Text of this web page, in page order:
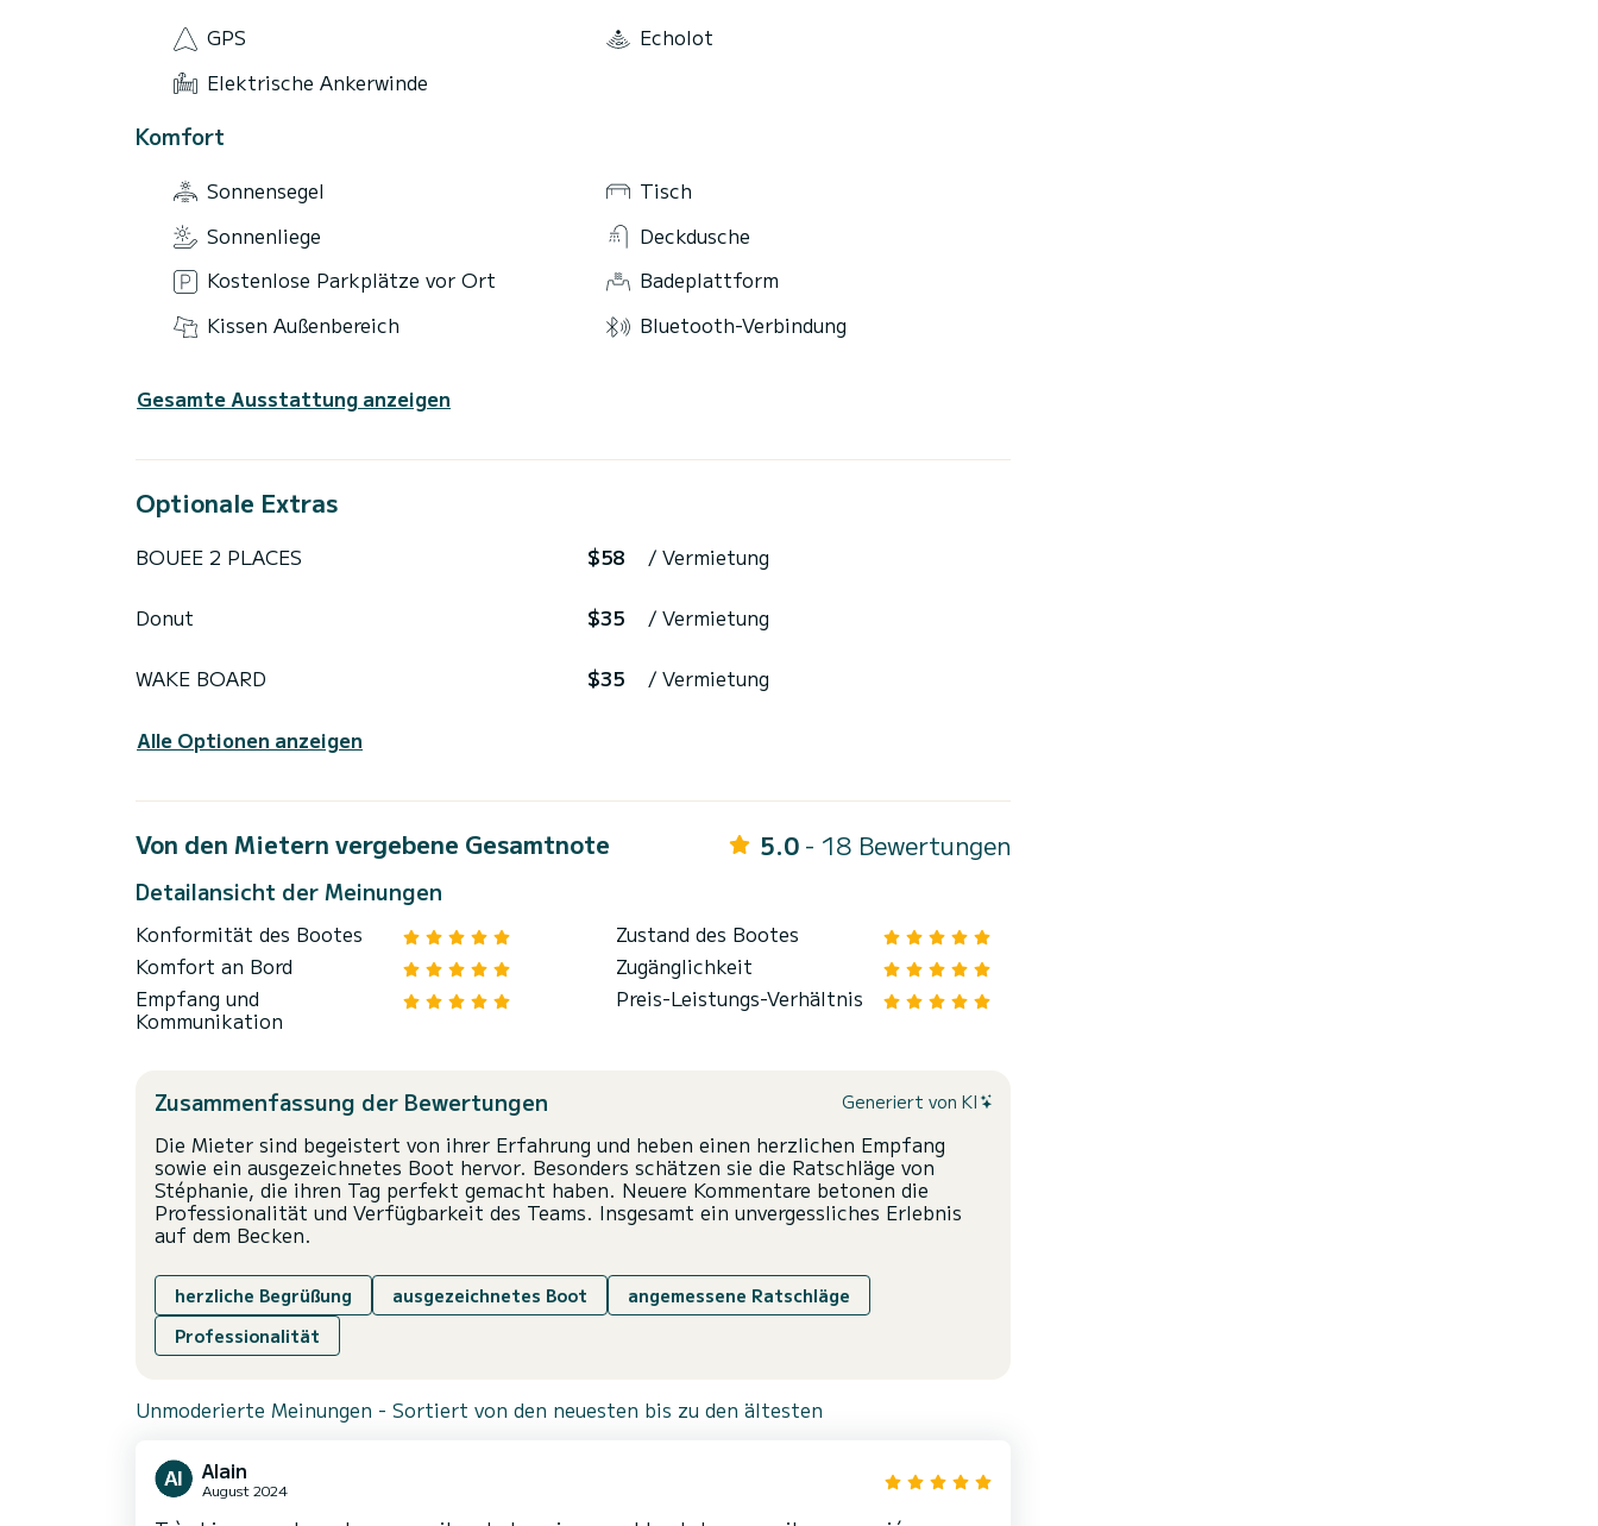
GPS
Echolot
Elektrische Ankerwinde
Komfort
Sonnensegel
Tisch
Sonnenliege
Deckdusche
Kostenlose Parkplätze vor Ort
Badeplattform
Kissen Außenbereich
Bluetooth-Verbindung
Gesamte Ausstattung anzeigen
Optionale Extras
BOUEE 2 PLACES $58 / Vermietung
Donut $35 / Vermietung
WAKE BOARD $35 / Vermietung
Alle Optionen anzeigen
Von den Mietern vergebene Gesamtnote 5.0 - 18 Bewertungen
Detailansicht der Meinungen
Konformität des Bootes
Zustand des Bootes
Komfort an Bord
Zugänglichkeit
Empfang und
Kommunikation
Preis-Leistungs-Verhältnis
Zusammenfassung der Bewertungen Generiert von KI
Die Mieter sind begeistert von ihrer Erfahrung und heben einen herzlichen Empfang
sowie ein ausgezeichnetes Boot hervor. Besonders schätzen sie die Ratschläge von
Stéphanie, die ihren Tag perfekt gemacht haben. Neuere Kommentare betonen die
Professionalität und Verfügbarkeit des Teams. Insgesamt ein unvergessliches Erlebnis
auf dem Becken.
herzliche Begrüßung ausgezeichnetes Boot
angemessene Ratschläge
Professionalität
Unmoderierte Meinungen - Sortiert von den neuesten bis zu den ältesten
Alain
August 2024